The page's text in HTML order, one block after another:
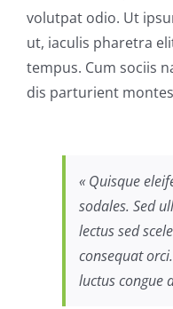
volutpat odio. Ut
ut, iaculis pharetra
tempus. Cum sociis
dis parturient
« Quisque
sodales. Sed
lectus sed
consequat
luctus congue